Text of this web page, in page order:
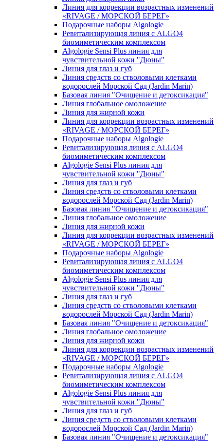
Линия для коррекции возрастных изменений
«RIVAGE / МОРСКОЙ БЕРЕГ»
Подарочные наборы Algologie
Ревитализирующая линия с ALGO4
биомиметическим комплексом
Algologie Sensi Plus линия для
чувcтвительной кожи "Дюны"
Линия для глаз и губ
Линия средств со стволовыми клетками
водорослей Морской Сад (Jardin Marin)
Базовая линия "Очищение и детоксикация"
Линия глобальное омоложение
Линия для жирной кожи
Линия для коррекции возрастных изменений
«RIVAGE / МОРСКОЙ БЕРЕГ»
Подарочные наборы Algologie
Ревитализирующая линия с ALGO4
биомиметическим комплексом
Algologie Sensi Plus линия для
чувcтвительной кожи "Дюны"
Линия для глаз и губ
Линия средств со стволовыми клетками
водорослей Морской Сад (Jardin Marin)
Базовая линия "Очищение и детоксикация"
Линия глобальное омоложение
Линия для жирной кожи
Линия для коррекции возрастных изменений
«RIVAGE / МОРСКОЙ БЕРЕГ»
Подарочные наборы Algologie
Ревитализирующая линия с ALGO4
биомиметическим комплексом
Algologie Sensi Plus линия для
чувcтвительной кожи "Дюны"
Линия для глаз и губ
Линия средств со стволовыми клетками
водорослей Морской Сад (Jardin Marin)
Базовая линия "Очищение и детоксикация"
Линия глобальное омоложение
Линия для жирной кожи
Линия для коррекции возрастных изменений
«RIVAGE / МОРСКОЙ БЕРЕГ»
Подарочные наборы Algologie
Ревитализирующая линия с ALGO4
биомиметическим комплексом
Algologie Sensi Plus линия для
чувcтвительной кожи "Дюны"
Линия для глаз и губ
Линия средств со стволовыми клетками
водорослей Морской Сад (Jardin Marin)
Базовая линия "Очищение и детоксикация"